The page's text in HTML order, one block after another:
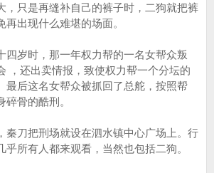
，只是再缝补自己的裤子时，二狗就把裤
出现什么难堪的场面。
岁时，那一年权力帮的一名女帮众叛
，还出卖情报，致使权力帮一个分坛的
最后这名女帮众被抓回了总舵，按照帮
骨的酷刑。
刀把刑场就设在泗水镇中心广场上。行
乎所有人都来观看，当然也包括二狗。